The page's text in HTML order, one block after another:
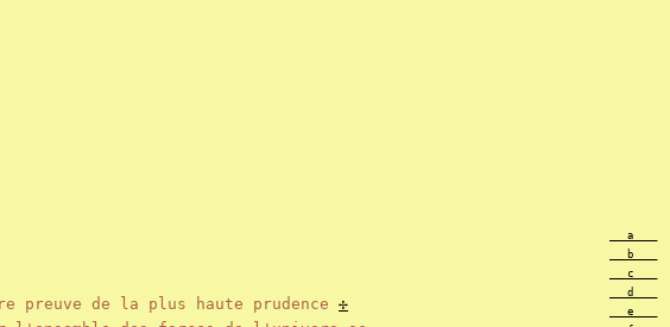
preuve de la plus haute prudence ✢
___a____
___b____
___c____
___d____
___e____